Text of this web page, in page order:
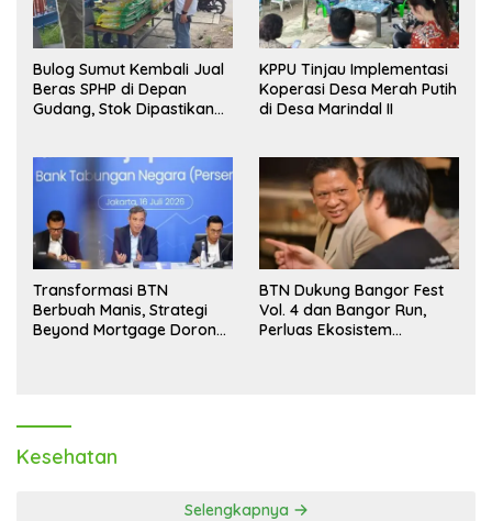
Bulog Sumut Kembali Jual
Beras SPHP di Depan
Gudang, Stok Dipastikan
KPPU Tinjau Implementasi
Koperasi Desa Merah Putih
di Desa Marindal II
Transformasi BTN
Berbuah Manis, Strategi
Beyond Mortgage Dorong
BTN Dukung Bangor Fest
Vol. 4 dan Bangor Run,
Perluas Ekosistem
Kesehatan
Selengkapnya